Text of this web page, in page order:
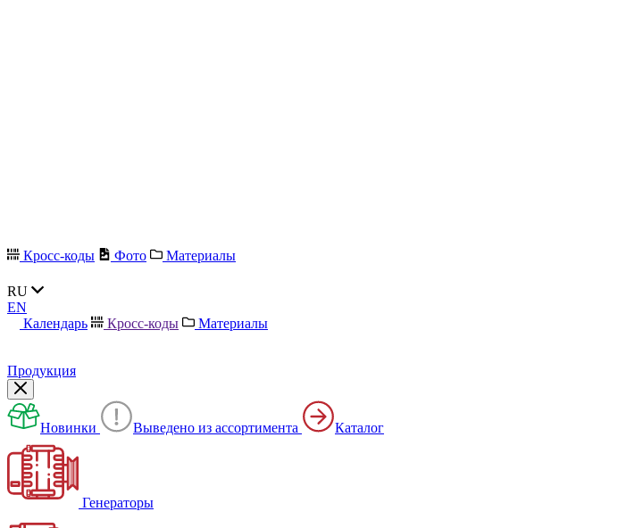
Кросс-коды Фото Материалы
RU
EN
Календарь
Кросс-коды Материалы
Продукция
Новинки Выведено из ассортимента Каталог
Генераторы